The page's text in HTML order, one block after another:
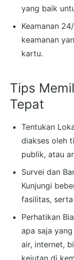
yang baik
Keamanan
keamanan
kartu.
Tips
Tepat
Tentukan
diakses oleh
publik, atau
Survei dan
Kunjungi
fasilitas,
Perhatikan
apa saja
air, internet,
kejutan di